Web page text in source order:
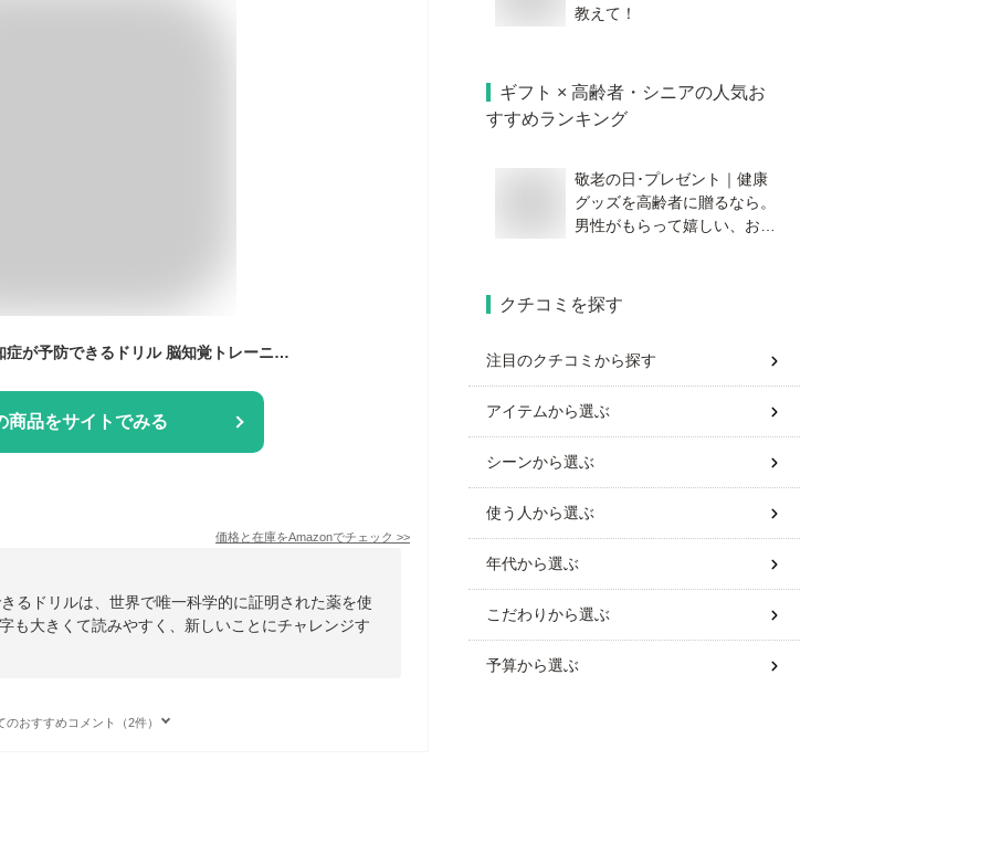
1日3分見るだけで認知症が予防できるドリル 脳知覚トレーニング28問
商品をサイトでみる
価格と在庫をAmazonでチェック >>
るドリルは、世界で唯一科学的に証明された薬を使
も大きくて読みやすく、新しいことにチャレンジす
のおすすめコメント（2件）
教えて！
ギフト × 高齢者・シニアの人気お
すすめランキング
敬老の日･プレゼント｜健康
グッズを高齢者に贈るなら。
男性がもらって嬉しい、おす
クチコミを探す
注目のクチコミから探す
アイテムから選ぶ
シーンから選ぶ
使う人から選ぶ
年代から選ぶ
こだわりから選ぶ
予算から選ぶ